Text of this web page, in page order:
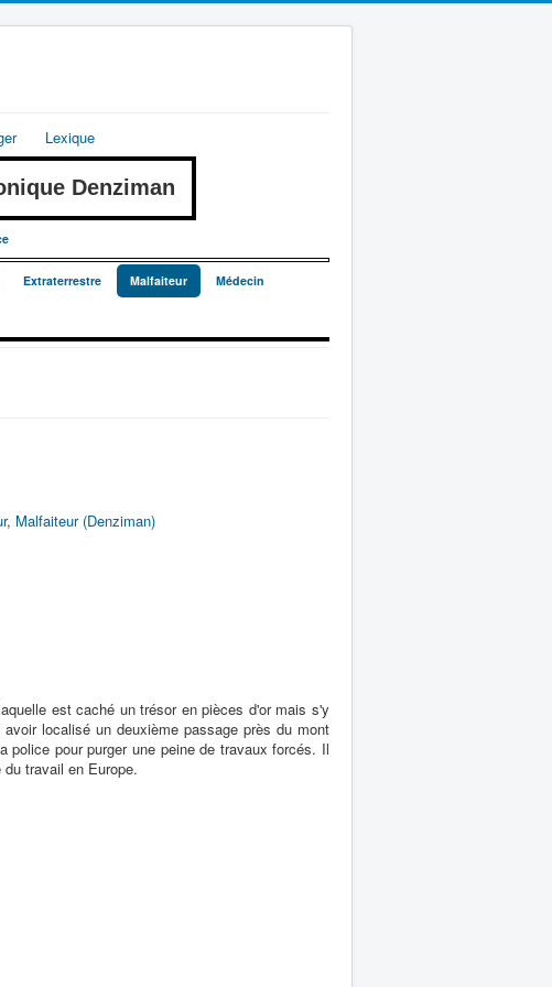
Lexique
Denziman
Extraterrestre Malfaiteur Médecin
, Malfaiteur (Denziman)
est caché un trésor en pièces d'or mais s'y
localisé un deuxième passage près du mont
pour purger une peine de travaux forcés. Il
travail en Europe.